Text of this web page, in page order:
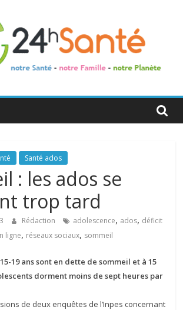
Santé ados
: les ados se
trop tard
Rédaction adolescence, ados, déficit
ligne, réseaux sociaux, sommeil
19 ans sont en dette de sommeil et à 15
dorment moins de sept heures par
de deux enquêtes de l’Inpes concernant